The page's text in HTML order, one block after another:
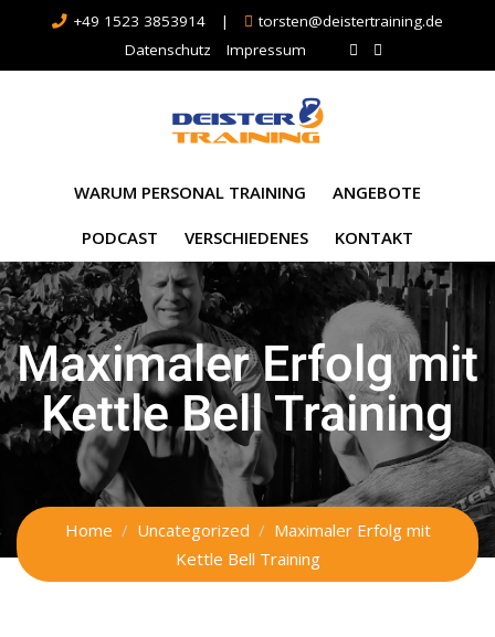
+49 1523 3853914 |
torsten@deistertraining.de
Datenschutz
Impressum
WARUM PERSONAL TRAINING ANGEBOTE
PODCAST VERSCHIEDENES KONTAKT
Maximaler Erfolg mit
Kettle Bell Training
Home Uncategorized
Maximaler Erfolg mit
Kettle Bell Training